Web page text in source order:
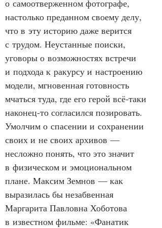
о самоотверженном фотографе,
настолько преданном своему делу,
что в эту историю даже верится
с трудом. Неустанные поиски,
уговоры о возможностях встречи
и подхода к ракурсу и настроению
модели, мгновенная готовность
мчаться туда, где его герой всё‑таки
наконец‑то согласился позировать.
Умолчим о спасении и сохранении
своих и не своих архивов —
несложно понять, что это значит
в физическом и эмоциональном
плане. Максим Земнов — как
выразилась бы незабвенная
Маргарита Павловна Хоботова
в известном фильме: «Фанатик